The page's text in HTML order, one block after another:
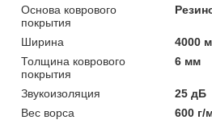
Основа коврового
покрытия
Ширина
4000
Толщина коврового
покрытия
6 мм
Звукоизоляция
25 дБ
Вес ворса
600 г/